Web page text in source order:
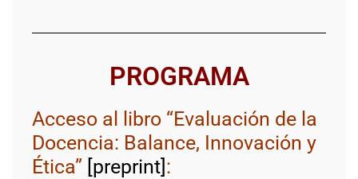
PROGRAMA
Acceso al libro “Evaluación de la
Docencia: Balance, Innovación y
Ética” [preprint]: